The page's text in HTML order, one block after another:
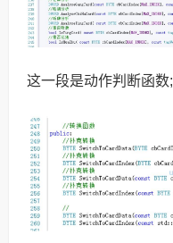
这一段是动作判断函数;